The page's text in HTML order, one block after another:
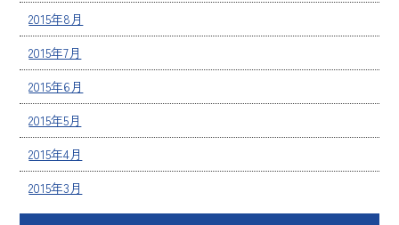
2015年8月
2015年7月
2015年6月
2015年5月
2015年4月
2015年3月